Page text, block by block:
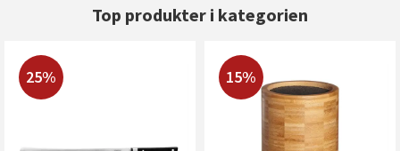
Top produkter i kategorien
25% 15%